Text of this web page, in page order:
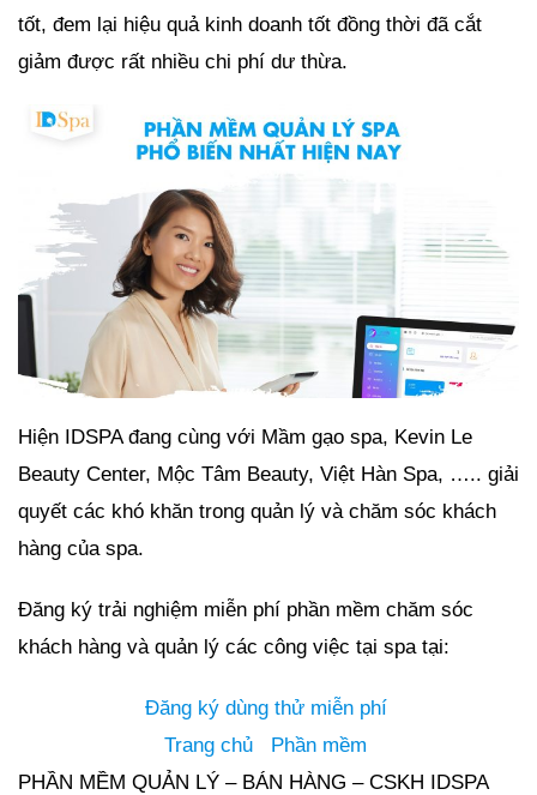
tốt, đem lại hiệu quả kinh doanh tốt đồng thời đã cắt
giảm được rất nhiều chi phí dư thừa.
Hiện IDSPA đang cùng với Mầm gạo spa, Kevin Le
Beauty Center, Mộc Tâm Beauty, Việt Hàn Spa, ….. giải
quyết các khó khăn trong quản lý và chăm sóc khách
hàng của spa.
Đăng ký trải nghiệm miễn phí phần mềm chăm sóc
khách hàng và quản lý các công việc tại spa tại:
Đăng ký dùng thử miễn phí
Trang chủ
Phần mềm
PHẦN MỀM QUẢN LÝ – BÁN HÀNG – CSKH IDSPA